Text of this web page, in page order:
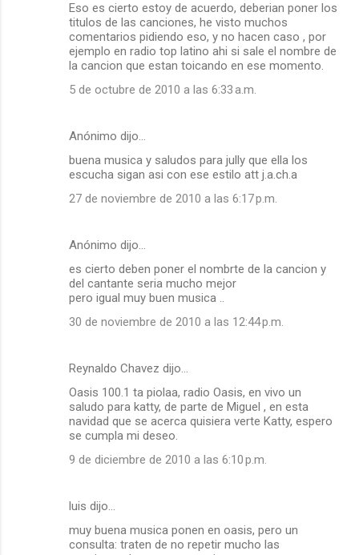
Eso es cierto estoy de acuerdo, deberian poner los
titulos de las canciones, he visto muchos
comentarios pidiendo eso, y no hacen caso , por
ejemplo en radio top latino ahi si sale el nombre de
la cancion que estan toicando en ese momento.
5 de octubre de 2010 a las 6:33 a.m.
Anónimo dijo…
buena musica y saludos para jully que ella los
escucha sigan asi con ese estilo att j.a.ch.a
27 de noviembre de 2010 a las 6:17 p.m.
Anónimo dijo…
es cierto deben poner el nombrte de la cancion y
del cantante seria mucho mejor
pero igual muy buen musica ..
30 de noviembre de 2010 a las 12:44 p.m.
Reynaldo Chavez dijo…
Oasis 100.1 ta piolaa, radio Oasis, en vivo un
saludo para katty, de parte de Miguel , en esta
navidad que se acerca quisiera verte Katty, espero
se cumpla mi deseo.
9 de diciembre de 2010 a las 6:10 p.m.
luis dijo…
muy buena musica ponen en oasis, pero un
consulta: traten de no repetir mucho las